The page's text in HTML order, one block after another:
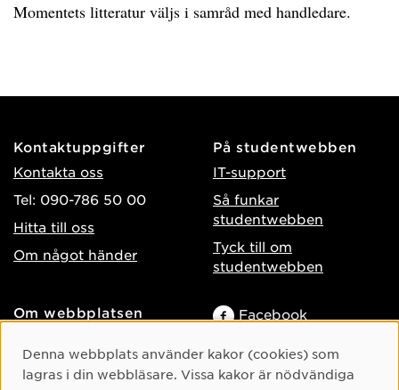
Momentets litteratur väljs i samråd med handledare.
Kontaktuppgifter
Kontakta oss
Tel: 090-786 50 00
Hitta till oss
Om något händer
På studentwebben
IT-support
Så funkar
studentwebben
Tyck till om
studentwebben
Om webbplatsen
Behandling av
personuppgifter
Facebook
TikTok
Cookie-samtycke
Denna webbplats använder kakor (cookies) som
lagras i din webbläsare. Vissa kakor är nödvändiga